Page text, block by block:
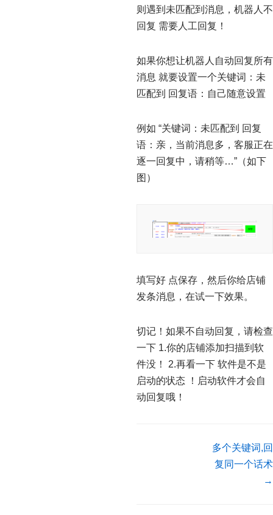
则遇到未匹配到消息，机器人不
回复 需要人工回复！
如果你想让机器人自动回复所有
消息 就要设置一个关键词：未
匹配到 回复语：自己随意设置
例如 “关键词：未匹配到 回复
语：亲，当前消息多，客服正在
逐一回复中，请稍等…”（如下
图）
填写好 点保存，然后你给店铺
发条消息，在试一下效果。
切记！如果不自动回复，请检查
一下 1.你的店铺添加扫描到软
件没！ 2.再看一下 软件是不是
启动的状态 ！启动软件才会自
动回复哦！
多个关键词,回
复同一个话术
→